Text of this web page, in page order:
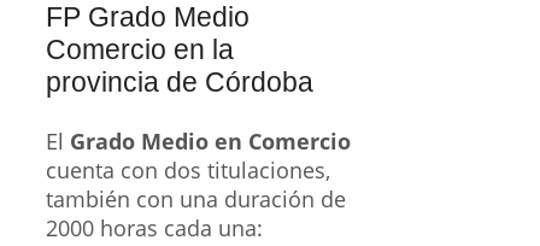
FP Grado Medio
Comercio en la
provincia de Córdoba
El Grado Medio en Comercio
cuenta con dos titulaciones,
también con una duración de
2000 horas cada una: